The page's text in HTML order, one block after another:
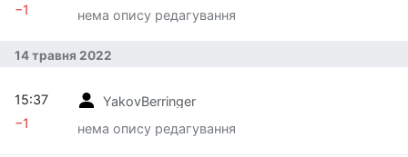
нема опису редагування
−1
14 травня 2022
YakovBerringer
нема опису редагування
15:37
−1